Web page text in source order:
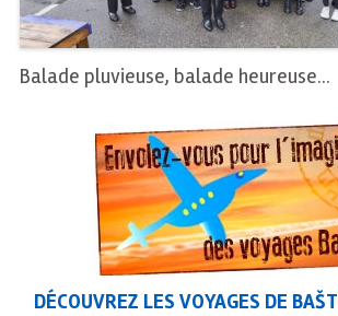
Balade pluvieuse, balade heureuse…
DÉCOUVREZ LES VOYAGES DE